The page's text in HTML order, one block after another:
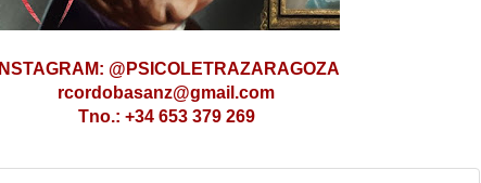
INSTAGRAM: @PSICOLETRAZARAGOZA
rcordobasanz@gmail.com
Tno.: +34 653 379 269